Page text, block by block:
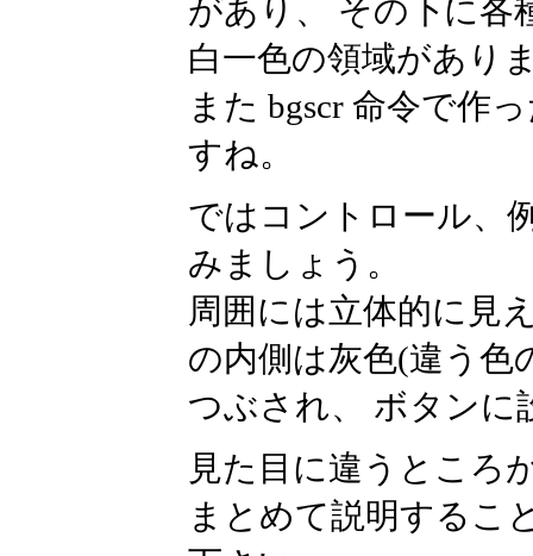
があり、 その下に各
白一色の領域があり
また bgscr 命令で作
すね。
ではコントロール、
みましょう。
周囲には立体的に見
の内側は灰色(違う色
つぶされ、 ボタンに
見た目に違うところ
まとめて説明するこ